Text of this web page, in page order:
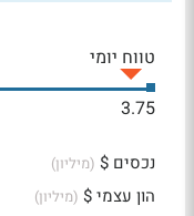
טווח יומי
3.75
נכסים $ (מיליון)
הון עצמי $ (מיליון)